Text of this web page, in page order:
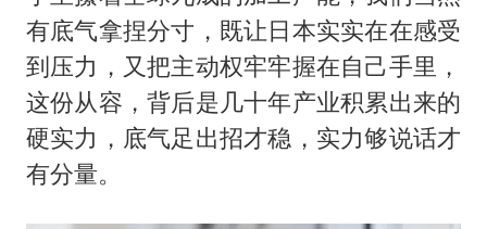
有底气拿捏分寸，既让日本实实在在感受
到压力，又把主动权牢牢握在自己手里，
这份从容，背后是几十年产业积累出来的
硬实力，底气足出招才稳，实力够说话才
有分量。